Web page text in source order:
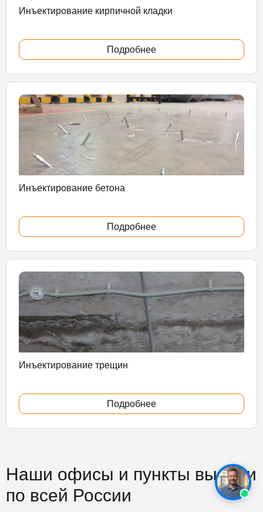
Инъектирование кирпичной кладки
Подробнее
Инъектирование бетона
Подробнее
Инъектирование трещин
Подробнее
Наши офисы и пункты выдачи
по всей России